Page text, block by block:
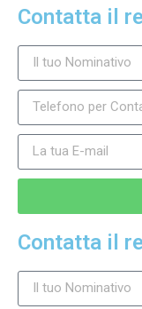
Contatta il
Contatta il